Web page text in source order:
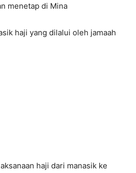
menetap di Mina
haji yang dilalui oleh jamaah
haji dari manasik ke